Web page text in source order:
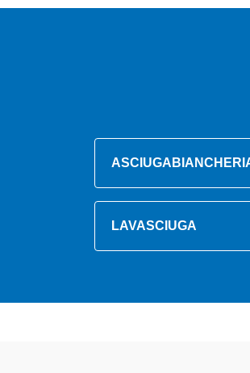
LAVASCIUGA